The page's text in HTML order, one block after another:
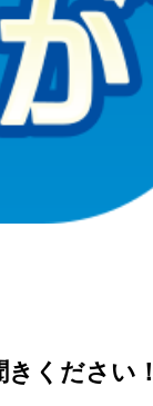
ください！